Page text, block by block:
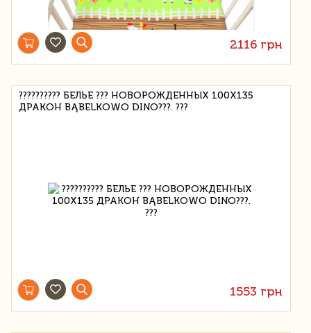
2116 грн
?????????? БЕЛЬЕ ??? НОВОРОЖДЕННЫХ 100X135
ДРАКОН BĄBELKOWO DINO???. ???
1553 грн